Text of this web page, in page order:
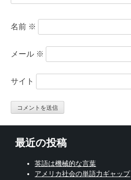
名前 ※
メール ※
サイト
最近の投稿
英語は機械的な言葉
アメリカ社会の単語力ギャップ